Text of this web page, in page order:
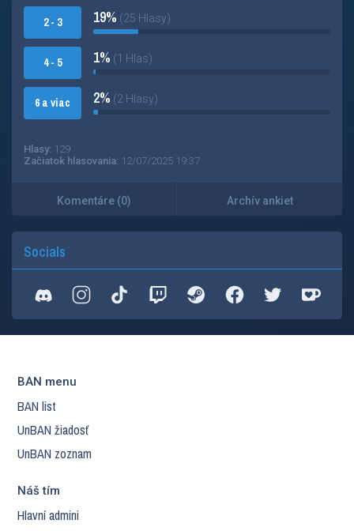
2 - 3
4 - 5
6 a viac
19% (25 Hlasy)
1% (1 Hlas)
2% (2 Hlasy)
Hlasy: 129
Začiatok hlasovania: 12/07/2025 19:37
Komentáre (0) Archív ankiet
Socials
BAN menu
BAN list
UnBAN žiadosť
UnBAN zoznam
Náš tím
Hlavní admini